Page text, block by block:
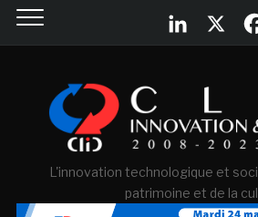
L'innovation technologique et
patrimoine et de la